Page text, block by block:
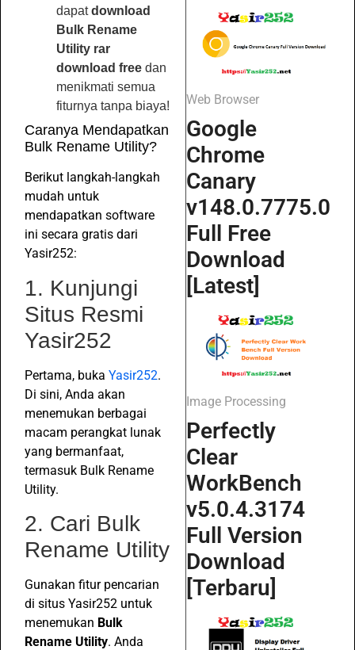
dapatdownload
Bulk Rename
Utility rar
download free dan
menikmati semua
fiturnya tanpa biaya!
Caranya Mendapatkan
Bulk Rename Utility?
Berikut langkah-langkah
mudah untuk
mendapatkan software
ini secara gratis dari
Yasir252:
1. Kunjungi
Situs Resmi
Yasir252
Pertama, buka Yasir252.
Di sini, Anda akan
menemukan berbagai
macam perangkat lunak
yang bermanfaat,
termasuk Bulk Rename
Utility.
2. Cari Bulk
Rename Utility
Gunakan fitur pencarian
di situs Yasir252 untuk
menemukan Bulk
Rename Utility. Anda
Web Browser
Google
Chrome
Canary
v148.0.7775.0
Full Free
Download
[Latest]
Image Processing
Perfectly
Clear
WorkBench
v5.0.4.3174
Full Version
Download
[Terbaru]